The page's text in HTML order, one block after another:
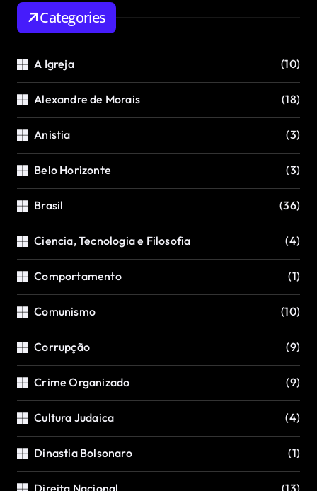
Categories
A Igreja (10)
Alexandre de Morais (18)
Anistia (3)
Belo Horizonte (3)
Brasil (36)
Ciencia, Tecnologia e Filosofia (4)
Comportamento (1)
Comunismo (10)
Corrupção (9)
Crime Organizado (9)
Cultura Judaica (4)
Dinastia Bolsonaro (1)
Direita Nacional (13)